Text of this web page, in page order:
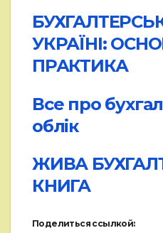
УКРАЇНІ:
ПРАКТИКА
Все про
облік
ЖИВА
КНИГА
Поделиться ссылкой: